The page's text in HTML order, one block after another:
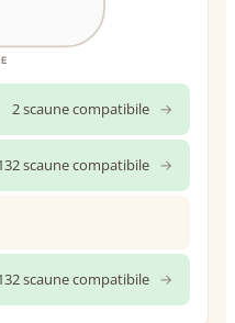
2 scaune compatibile →
scaune compatibile →
scaune compatibile →